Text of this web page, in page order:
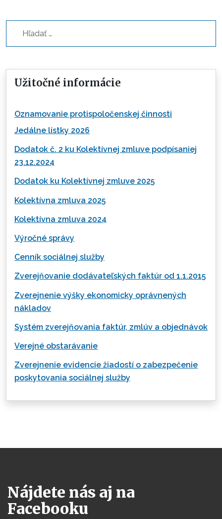
Užitočné informácie
Oznamovanie protispoločenskej činnosti
Jedálne lístky 2026
Dodatok č. 2 ku Kolektívnej zmluve podpísaniej
23.12.2024
Dodatok ku Kolektívnej zmluve 2025
Kolektívna zmluva 2025
Kolektívna zmluva 2024
Výročné správy
Cenník sociálnej služby
Zverejňovanie dodávateľských faktúr od 1.1.2015
Zverejnenie výšky ekonomicky oprávnených
nákladov
Systém zverejňovania faktúr, zmlúv a objednávok
Verejné obstarávanie
Zverejnenie evidencie žiadostí o zabezpečenie
poskytovania sociálnej služby
Nájdete nás aj na
Facebooku